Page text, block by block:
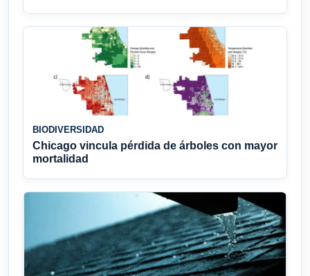
BIODIVERSIDAD
Chicago vincula pérdida de árboles con mayor
mortalidad